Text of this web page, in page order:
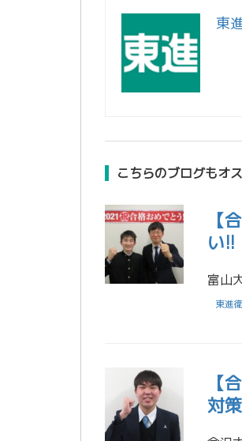
東
こちらのブログもオ
【
い!!
東進
【
対